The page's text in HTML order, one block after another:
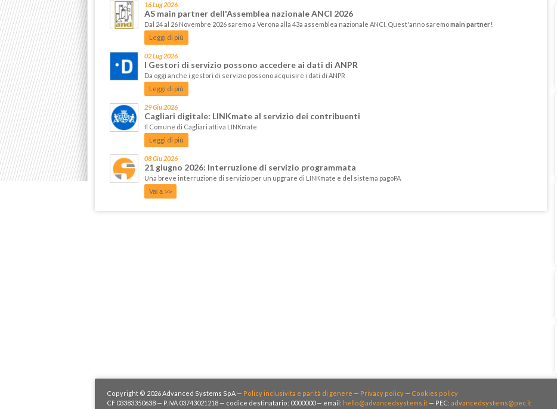
16 Lug 2026
AS main partner dell'Assemblea nazionale ANCI 2026
Dal 24 al 26 Novembre 2026 saremo a Verona alla 43a assemblea nazionale ANCI. Quest'anno saremomain partner!
Leggi di più
02 Lug 2026
I Gestori di servizio possono accedere ai dati di ANPR
Da oggi anche i gestori di servizio possono acquisire i dati di ANPR
Leggi di più
29 Giu 2026
Cagliari digitale: LINKmate al servizio dei contribuenti
Il Comune di Cagliari attiva LINKmate
Leggi di più
08 Giu 2026
21 giugno 2026: Interruzione di servizio programmata
Una breve interruzione di servizio per un upgrare di LINKmate e del sistema pagoPA
Vai a >>
Copyright © 2026 Advanced Systems SpA — Policy inclusivita e parità di genere — Privacy policy — Cookies policy
CF 03383350638 — P.IVA 03743021218 — codice destinatario: 0000000 — email: hello@advancedsystems.it — PEC: advancedsystems@pec.it